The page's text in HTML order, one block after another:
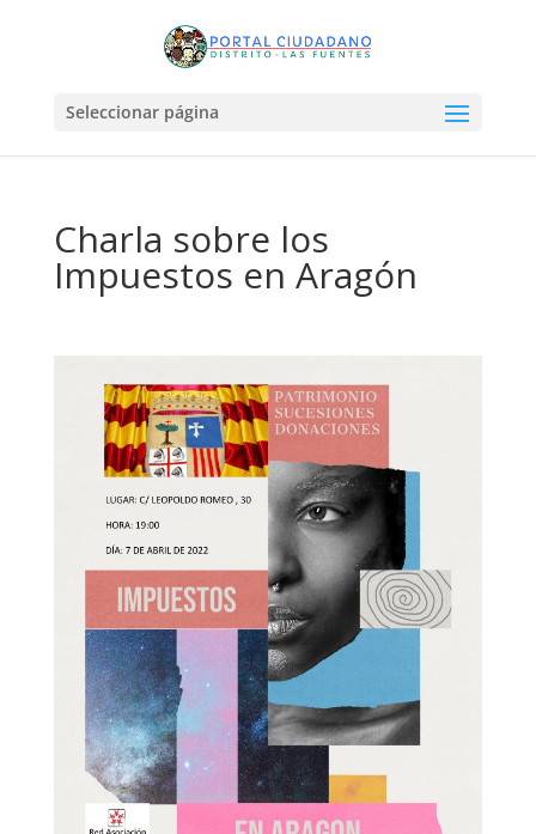
Seleccionar página
Charla sobre los
Impuestos en Aragón